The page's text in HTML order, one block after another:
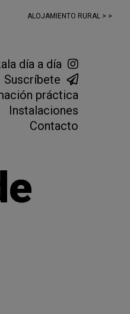
ALOJAMIENTO RURAL > >
día a día
Suscríbete
práctica
Instalaciones
Contacto